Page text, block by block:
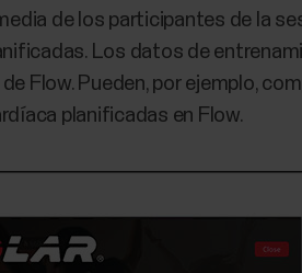
de los participantes de la
Los datos de
Flow. Pueden, por ejemplo,
planificadas en Flow.